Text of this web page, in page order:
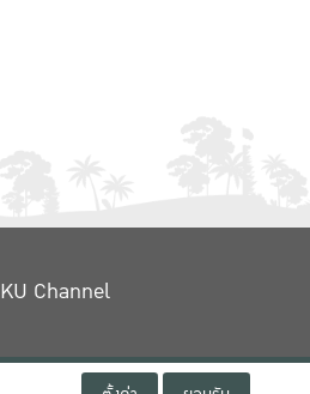
KU Channel